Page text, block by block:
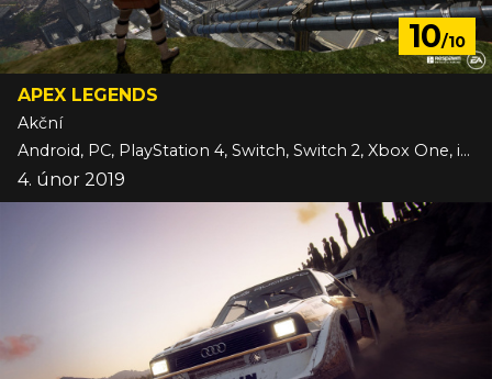
10/10
APEX LEGENDS
Akční
Android, PC, PlayStation 4, Switch, Switch 2, Xbox One, iOS
4. únor 2019